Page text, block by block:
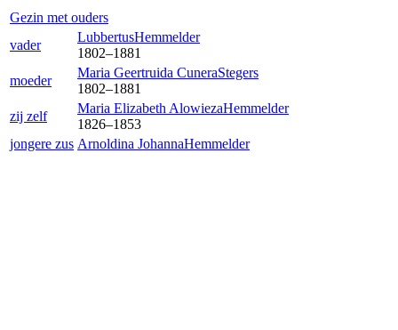
Gezin met ouders
vader
LubbertusHemmelder
1802–1881
moeder
Maria Geertruida CuneraStegers
1802–1881
zij zelf
Maria Elizabeth AlowiezaHemmelder
1826–1853
jongere zus Arnoldina JohannaHemmelder